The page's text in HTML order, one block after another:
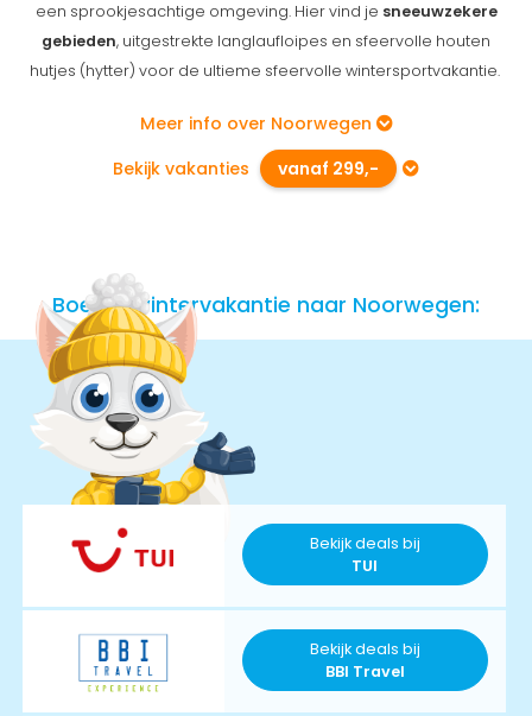
een sprookjesachtige omgeving. Hier vind je sneeuwzekere
gebieden, uitgestrekte langlaufloipes en sfeervolle houten
hutjes (hytter) voor de ultieme sfeervolle wintersportvakantie.
Meer info over Noorwegen
Bekijk vakanties
vanaf 299,-
Boek je wintervakantie naar Noorwegen:
Bekijk deals bij
TUI
Bekijk deals bij
BBI Travel